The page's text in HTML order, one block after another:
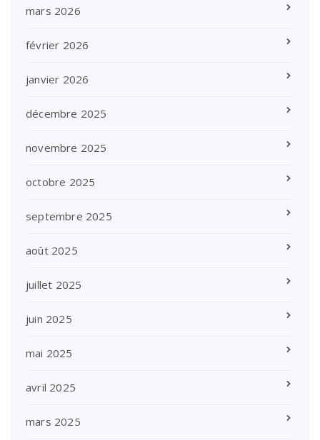
mars 2026
février 2026
janvier 2026
décembre 2025
novembre 2025
octobre 2025
septembre 2025
août 2025
juillet 2025
juin 2025
mai 2025
avril 2025
mars 2025